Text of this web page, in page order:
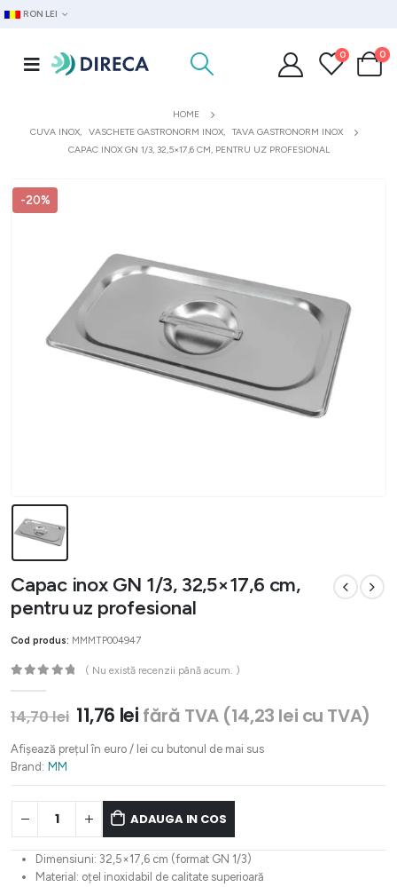
RON LEI
0 0
HOME
CUVA INOX, VASCHETE GASTRONORM INOX, TAVA GASTRONORM INOX
CAPAC INOX GN 1/3, 32,5×17,6 CM, PENTRU UZ PROFESIONAL
-20%
Capac inox GN 1/3, 32,5×17,6 cm,
pentru uz profesional
Cod produs: MMMTP004947
( Nu există recenzii până acum. )
14,70lei Prețul
inițial
a
14,70 lei.
11,76 leiPrețul
este:
fără TVA (14,23 lei cu TVA)
Afișează prețul în euro / lei cu butonul de mai sus
Brand: MM
ADAUGA IN COS
Dimensiuni: 32,5×17,6 cm (format GN 1/3)
Material: oțel inoxidabil de calitate superioară